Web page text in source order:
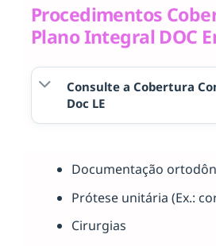
Procedimentos
Plano Integral DOC
Consulte a Cobertura
Doc LE
Documentação
Prótese unitária (Ex.:
Cirurgias